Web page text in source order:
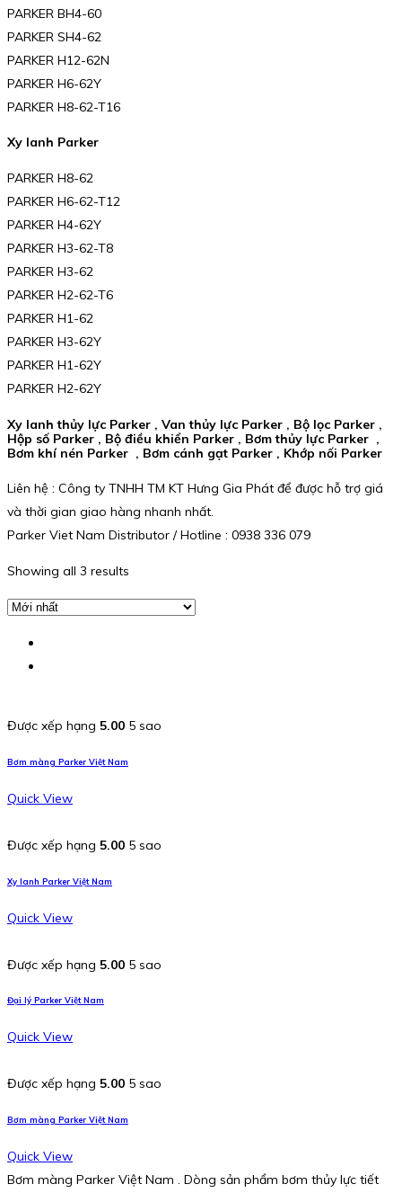
PARKER BH4-60
PARKER SH4-62
PARKER H12-62N
PARKER H6-62Y
PARKER H8-62-T16
Xy lanh Parker
PARKER H8-62
PARKER H6-62-T12
PARKER H4-62Y
PARKER H3-62-T8
PARKER H3-62
PARKER H2-62-T6
PARKER H1-62
PARKER H3-62Y
PARKER H1-62Y
PARKER H2-62Y
Xy lanh thủy lực Parker , Van thủy lực Parker , Bộ lọc Parker ,
Hộp số Parker , Bộ điều khiển Parker , Bơm thủy lực Parker ,
Bơm khí nén Parker , Bơm cánh gạt Parker , Khớp nối Parker
Liên hệ : Công ty TNHH TM KT Hưng Gia Phát để được hỗ trợ giá
và thời gian giao hàng nhanh nhất.
Parker Viet Nam Distributor / Hotline : 0938 336 079
Showing all 3 results
Được xếp hạng 5.00 5 sao
Bơm màng Parker Việt Nam
Quick View
Được xếp hạng 5.00 5 sao
Xy lanh Parker Việt Nam
Quick View
Được xếp hạng 5.00 5 sao
Đại lý Parker Việt Nam
Quick View
Được xếp hạng 5.00 5 sao
Bơm màng Parker Việt Nam
Quick View
Bơm màng Parker Việt Nam . Dòng sản phẩm bơm thủy lực tiết